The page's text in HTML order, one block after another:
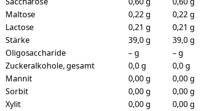
Maltose
0,22 g
0,22 g
Lactose
0,21 g
0,21 g
Stärke
39,0 g
39,0 g
Oligosaccharide
– g
– g
Zuckeralkohole, gesamt
0,0 g
0,0 g
Mannit
0,00 g
0,00 g
Sorbit
0,00 g
0,00 g
Xylit
0,00 g
0,00 g